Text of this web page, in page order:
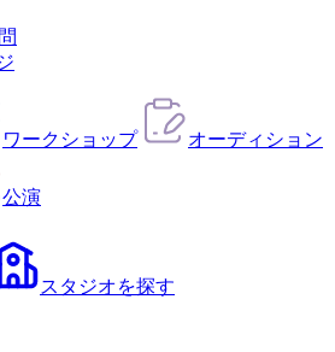
ワークショップ オーディション
公演
スタジオを探す